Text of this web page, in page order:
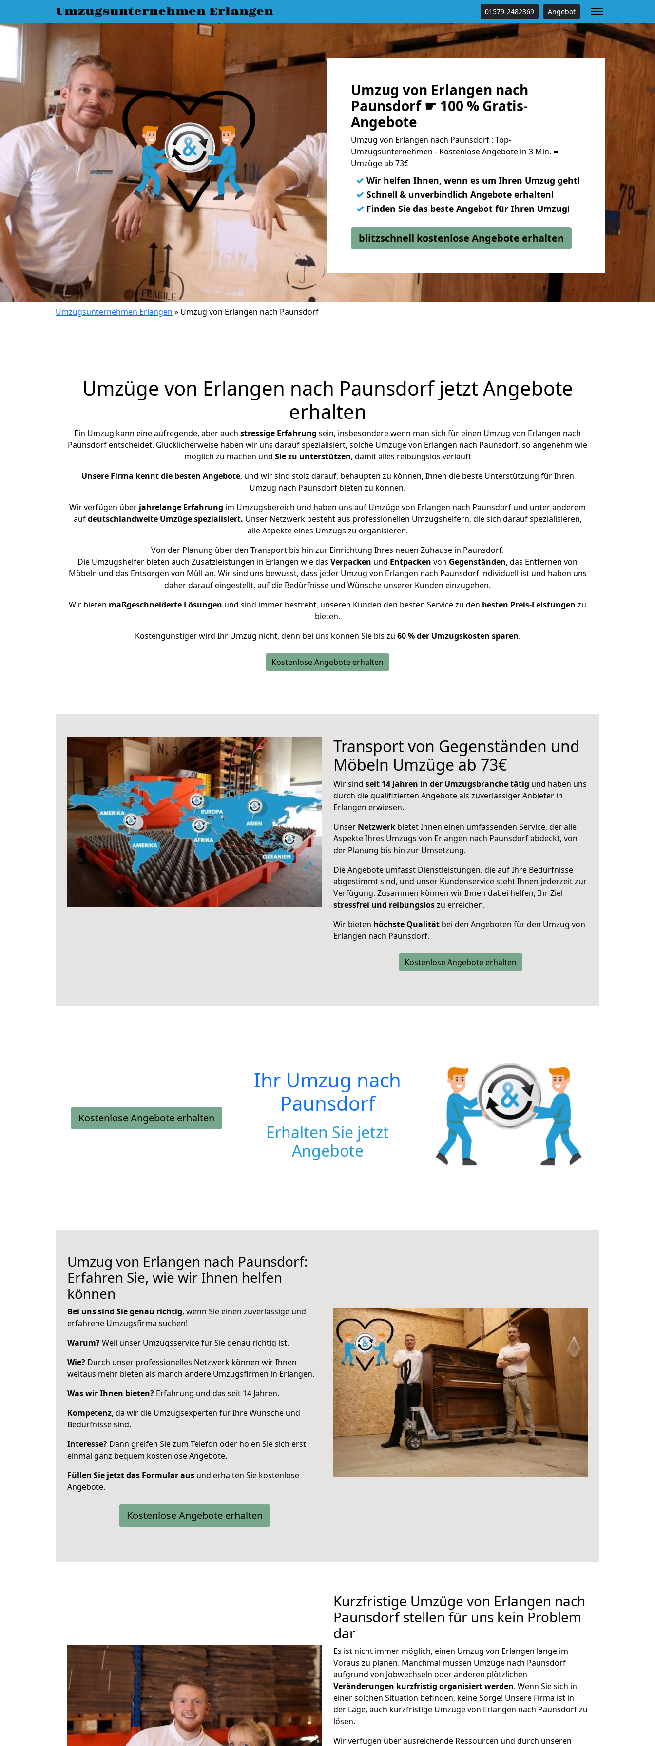
Umzugsunternehmen Erlangen 01579-2482369 Angebot
Umzug von Erlangen nach
Paunsdorf ☛ 100 % Gratis-
Angebote
Umzug von Erlangen nach Paunsdorf : Top-
Umzugsunternehmen - Kostenlose Angebote in 3 Min. ➨
Umzüge ab 73€
✓ Wir helfen Ihnen, wenn es um Ihren Umzug geht!
✓ Schnell & unverbindlich Angebote erhalten!
✓ Finden Sie das beste Angebot für Ihren Umzug!
blitzschnell kostenlose Angebote erhalten
Umzugsunternehmen Erlangen » Umzug von Erlangen nach Paunsdorf
Umzüge von Erlangen nach Paunsdorf jetzt Angebote
erhalten
Ein Umzug kann eine aufregende, aber auch stressige Erfahrung sein, insbesondere wenn man sich für einen Umzug von Erlangen nach
Paunsdorf entscheidet. Glücklicherweise haben wir uns darauf spezialisiert, solche Umzüge von Erlangen nach Paunsdorf, so angenehm wie
möglich zu machen und Sie zu unterstützen, damit alles reibungslos verläuft
Unsere Firma kennt die besten Angebote, und wir sind stolz darauf, behaupten zu können, Ihnen die beste Unterstützung für Ihren
Umzug nach Paunsdorf bieten zu können.
Wir verfügen über jahrelange Erfahrung im Umzugsbereich und haben uns auf Umzüge von Erlangen nach Paunsdorf und unter anderem
aufdeutschlandweite Umzüge spezialisiert. Unser Netzwerk besteht aus professionellen Umzugshelfern, die sich darauf spezialisieren,
alle Aspekte eines Umzugs zu organisieren.
Von der Planung über den Transport bis hin zur Einrichtung Ihres neuen Zuhause in Paunsdorf.
Die Umzugshelfer bieten auch Zusatzleistungen in Erlangen wie das Verpacken und Entpacken von Gegenständen, das Entfernen von
Möbeln und das Entsorgen von Müll an. Wir sind uns bewusst, dass jeder Umzug von Erlangen nach Paunsdorf individuell ist und haben uns
daher darauf eingestellt, auf die Bedürfnisse und Wünsche unserer Kunden einzugehen.
Wir bieten maßgeschneiderte Lösungen und sind immer bestrebt, unseren Kunden den besten Service zu den besten Preis-Leistungen zu
bieten.
Kostengünstiger wird Ihr Umzug nicht, denn bei uns können Sie bis zu 60 % der Umzugskosten sparen.
Kostenlose Angebote erhalten
Transport von Gegenständen und
Möbeln Umzüge ab 73€
Wir sind seit 14 Jahren in der Umzugsbranche tätig und haben uns
durch die qualifizierten Angebote als zuverlässiger Anbieter in
Erlangen erwiesen.
Unser Netzwerk bietet Ihnen einen umfassenden Service, der alle
Aspekte Ihres Umzugs von Erlangen nach Paunsdorf abdeckt, von
der Planung bis hin zur Umsetzung.
Die Angebote umfasst Dienstleistungen, die auf Ihre Bedürfnisse
abgestimmt sind, und unser Kundenservice steht Ihnen jederzeit zur
Verfügung. Zusammen können wir Ihnen dabei helfen, Ihr Ziel
stressfrei und reibungsloszu erreichen.
Wir bieten höchste Qualität bei den Angeboten für den Umzug von
Erlangen nach Paunsdorf.
Kostenlose Angebote erhalten
Kostenlose Angebote erhalten
Ihr Umzug nach
Paunsdorf
Erhalten Sie jetzt
Angebote
Umzug von Erlangen nach Paunsdorf:
Erfahren Sie, wie wir Ihnen helfen
können
Bei uns sind Sie genau richtig, wenn Sie einen zuverlässige und
erfahrene Umzugsfirma suchen!
Warum?Weil unser Umzugsservice für Sie genau richtig ist.
Wie? Durch unser professionelles Netzwerk können wir Ihnen
weitaus mehr bieten als manch andere Umzugsfirmen in Erlangen.
Was wir Ihnen bieten? Erfahrung und das seit 14 Jahren.
Kompetenz, da wir die Umzugsexperten für Ihre Wünsche und
Bedürfnisse sind.
Interesse? Dann greifen Sie zum Telefon oder holen Sie sich erst
einmal ganz bequem kostenlose Angebote.
Füllen Sie jetzt das Formular aus und erhalten Sie kostenlose
Angebote.
Kostenlose Angebote erhalten
Kurzfristige Umzüge von Erlangen nach
Paunsdorf stellen für uns kein Problem
dar
Es ist nicht immer möglich, einen Umzug von Erlangen lange im
Voraus zu planen. Manchmal müssen Umzüge nach Paunsdorf
aufgrund von Jobwechseln oder anderen plötzlichen
Veränderungen kurzfristig organisiert werden. Wenn Sie sich in
einer solchen Situation befinden, keine Sorge! Unsere Firma ist in
der Lage, auch kurzfristige Umzüge von Erlangen nach Paunsdorf zu
lösen.
Wir verfügen über ausreichende Ressourcen und durch unseren